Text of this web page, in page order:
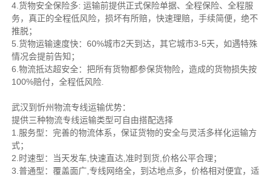
4.货物安全保险多: 运输前提供正式保险单据、全程保险、全程服
务，真正的全程低风险，损坏有所赔，快速理赔，手续简便，绝不
推脱；
5.货物运输速度快：60%城市2天到达，其它城市3-5天，如遇特殊
情况会提前告知；
6.物流抵达超安全：把所有货物都参保货物险，造成的货物损失按
100%赔付，全程低风险.
武汉到忻州物流专线运输优势：
提供三种物流专线运输类型可自由搭配选择
1.服务型：完善的物流体系，保证货物的安全与灵活多样化运输方
式；
2.时速型：当天发车,快速直达,准时到货,价格公平合理；
3.普通型：覆盖面广,专线网络全，到达地点多，价格相对便宜，适